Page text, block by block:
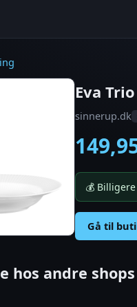
Eva
sinnerup.dk
💰
Gå til
hos andre shops